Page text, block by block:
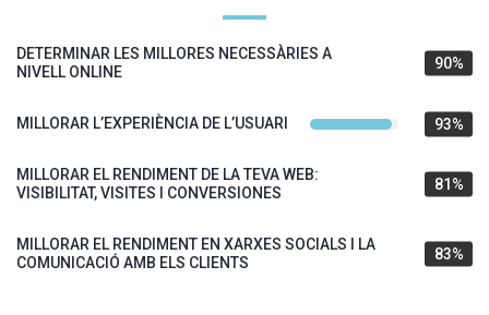
DETERMINAR LES MILLORES NECESSÀRIES A
NIVELL ONLINE
90%
MILLORAR L’EXPERIÈNCIA DE L’USUARI 93%
MILLORAR EL RENDIMENT DE LA TEVA WEB:
VISIBILITAT, VISITES I CONVERSIONES
81%
MILLORAR EL RENDIMENT EN XARXES SOCIALS I LA
COMUNICACIÓ AMB ELS CLIENTS
83%